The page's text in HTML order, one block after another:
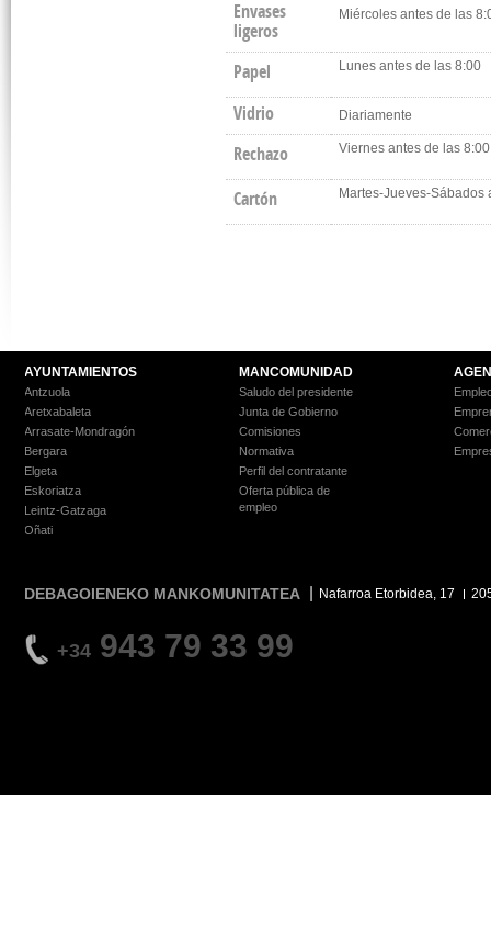
Envases
ligeros
Miércoles antes de las
Papel Lunes antes de las 8:00
Vidrio Diariamente
Rechazo Viernes antes de las 8:00
Cartón Martes-Jueves-Sábados
AYUNTAMIENTOS
Antzuola
Aretxabaleta
Arrasate-Mondragón
Bergara
Elgeta
Eskoriatza
Leintz-Gatzaga
Oñati
MANCOMUNIDAD
Saludo del presidente
Junta de Gobierno
Comisiones
Normativa
Perfil del contratante
Oferta pública de
empleo
DEBAGOIENEKO MANKOMUNITATEA Nafarroa Etorbidea, 17
+34 943 79 33 99